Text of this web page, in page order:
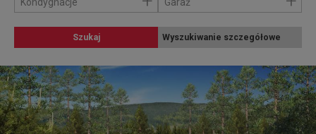
Szukaj Wyszukiwanie szczegółowe